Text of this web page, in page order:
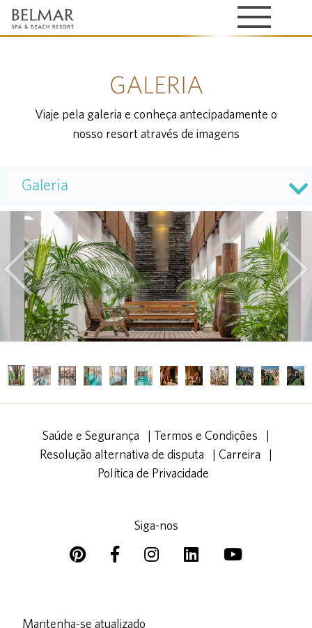
GALERIA
Viaje pela galeria e conheça antecipadamente o
nosso resort através de imagens
Galeria
Previous Next
Saúde e Segurança | Termos e Condições
|
Resolução alternativa de disputa
| Carreira
|
Política de Privacidade
Siga-nos
Mantenha-se atualizado